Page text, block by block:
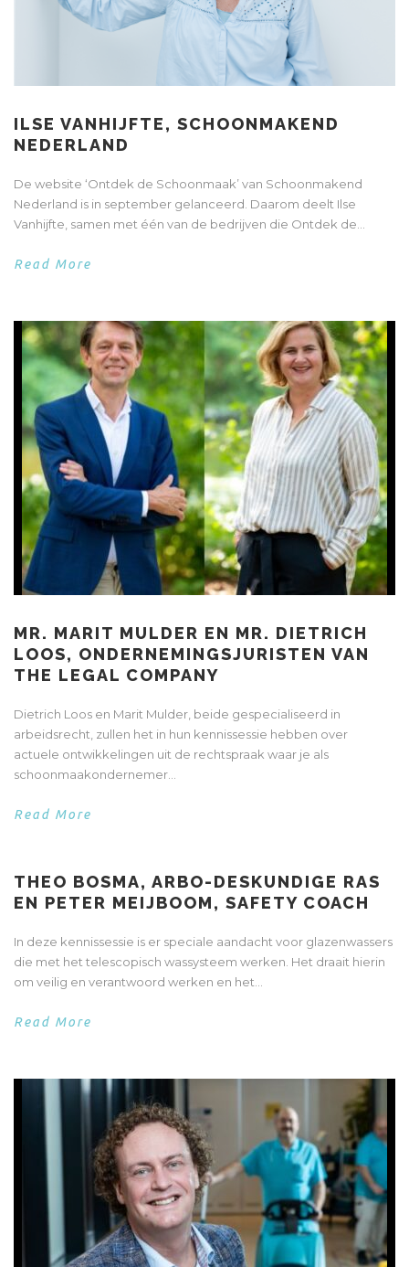
ILSE VANHIJFTE, SCHOONMAKEND
NEDERLAND
De website ‘Ontdek de Schoonmaak’ van Schoonmakend
Nederland is in september gelanceerd. Daarom deelt Ilse
Vanhijfte, samen met één van de bedrijven die Ontdek de...
Read More
MR. MARIT MULDER EN MR. DIETRICH
LOOS, ONDERNEMINGSJURISTEN VAN
THE LEGAL COMPANY
Dietrich Loos en Marit Mulder, beide gespecialiseerd in
arbeidsrecht, zullen het in hun kennissessie hebben over
actuele ontwikkelingen uit de rechtspraak waar je als
schoonmaakondernemer...
Read More
THEO BOSMA, ARBO-DESKUNDIGE RAS
EN PETER MEIJBOOM, SAFETY COACH
In deze kennissessie is er speciale aandacht voor glazenwassers
die met het telescopisch wassysteem werken. Het draait hierin
om veilig en verantwoord werken en het...
Read More